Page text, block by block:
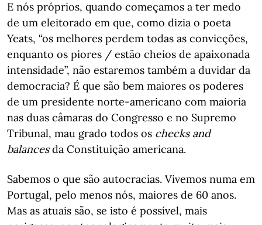
E nós próprios, quando começamos a ter medo
de um eleitorado em que, como dizia o poeta
Yeats, “os melhores perdem todas as convicções,
enquanto os piores / estão cheios de apaixonada
intensidade”, não estaremos também a duvidar da
democracia? É que são bem maiores os poderes
de um presidente norte-americano com maioria
nas duas câmaras do Congresso e no Supremo
Tribunal, mau grado todos os checks and
balancesda Constituição americana.
Sabemos o que são autocracias. Vivemos numa em
Portugal, pelo menos nós, maiores de 60 anos.
Mas as atuais são, se isto é possível, mais